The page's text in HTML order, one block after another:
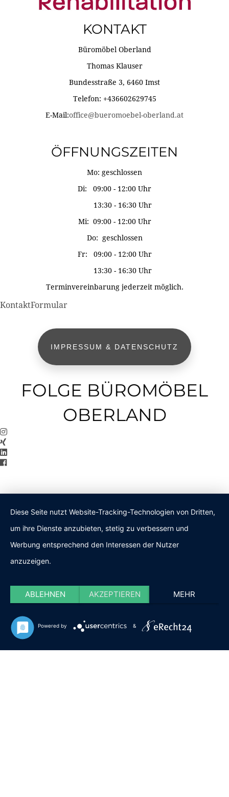
KONTAKT
Büromöbel Oberland
Thomas Klauser
Bundesstraße 3, 6460 Imst
Telefon: +436602629745
E-Mail:office@bueromoebel-oberland.at
ÖFFNUNGSZEITEN
Mo: geschlossen
Di: 09:00 - 12:00 Uhr
13:30 - 16:30 Uhr
Mi: 09:00 - 12:00 Uhr
Do: geschlossen
Fr: 09:00 - 12:00 Uhr
13:30 - 16:30 Uhr
Terminvereinbarung jederzeit möglich.
KontaktFormular
IMPRESSUM & DATENSCHUTZ
FOLGE BÜROMÖBEL
OBERLAND
Diese Seite nutzt Website-Tracking-Technologien von Dritten,
um ihre Dienste anzubieten, stetig zu verbessern und
Werbung entsprechend den Interessen der Nutzer
anzuzeigen.
ABLEHNEN AKZEPTIEREN MEHR
Powered by &